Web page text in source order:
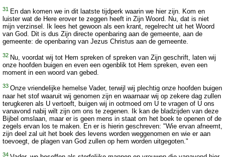
31 En dan komen we in dit laatste tijdperk waarin we hier zijn. Kom en
luister wat de Here erover te zeggen heeft in Zijn Woord. Nu, dat is niet
mijn verzinsel. Ik lees het gewoon als een krant, regelrecht uit het Woord
van God. Dit is dus Zijn directe openbaring aan de gemeente, aan de
gemeente: de openbaring van Jezus Christus aan de gemeente.
32 Nu, voordat wij tot Hem spreken of spreken van Zijn geschrift, laten wij
onze hoofden buigen en even een ogenblik tot Hem spreken, even een
moment in een woord van gebed.
33 Onze vriendelijke hemelse Vader, terwijl wij plechtig onze hoofden buigen
naar het stof waaruit wij genomen zijn en waarnaar wij op zekere dag zullen
terugkeren als U vertoeft, buigen wij in ootmoed om U te vragen of U ons
vanavond nabij wilt zijn om ons te zegenen. Ik kan de bladzijden van deze
Bijbel omslaan, maar er is geen mens in staat om het boek te openen of de
zegels ervan los te maken. En er is hierin geschreven: "Wie ervan afneemt,
zijn deel zal uit het boek des levens worden weggenomen en wie er aan
toevoegt, de plagen van God zullen op hem worden uitgegoten."
34